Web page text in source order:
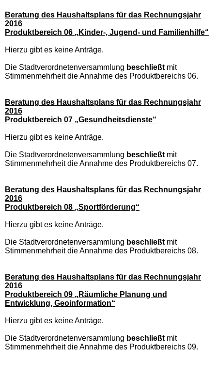
Beratung des Haushaltsplans für das Rechnungsjahr
2016
Produktbereich 06 „Kinder-, Jugend- und Familienhilfe“
Hierzu gibt es keine Anträge.
Die Stadtverordnetenversammlung beschließt mit
Stimmenmehrheit die Annahme des Produktbereichs 06.
Beratung des Haushaltsplans für das Rechnungsjahr
2016
Produktbereich 07 „Gesundheitsdienste“
Hierzu gibt es keine Anträge.
Die Stadtverordnetenversammlung beschließt mit
Stimmenmehrheit die Annahme des Produktbereichs 07.
Beratung des Haushaltsplans für das Rechnungsjahr
2016
Produktbereich 08 „Sportförderung“
Hierzu gibt es keine Anträge.
Die Stadtverordnetenversammlung beschließt mit
Stimmenmehrheit die Annahme des Produktbereichs 08.
Beratung des Haushaltsplans für das Rechnungsjahr
2016
Produktbereich 09 „Räumliche Planung und
Entwicklung, Geoinformation“
Hierzu gibt es keine Anträge.
Die Stadtverordnetenversammlung beschließt mit
Stimmenmehrheit die Annahme des Produktbereichs 09.